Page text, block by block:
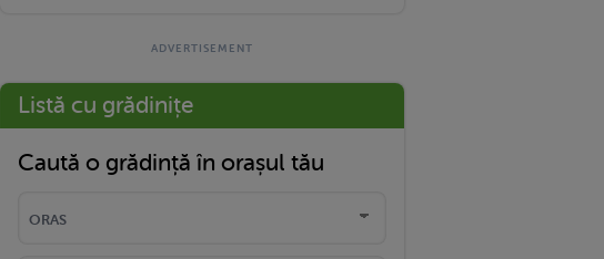
Listă cu grădinițe
Caută o grădință în orașul tău